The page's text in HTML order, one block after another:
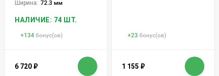
Ширина: 72.3 мм
НАЛИЧИЕ: 74 ШТ.
+134 бонус(ов)
6 720 ₽
+23 бонус(ов)
1 155 ₽